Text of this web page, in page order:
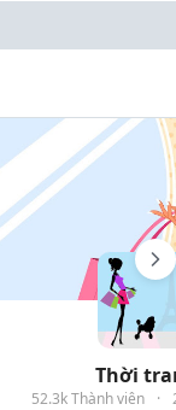
Thời
52.3k Thành viên ·